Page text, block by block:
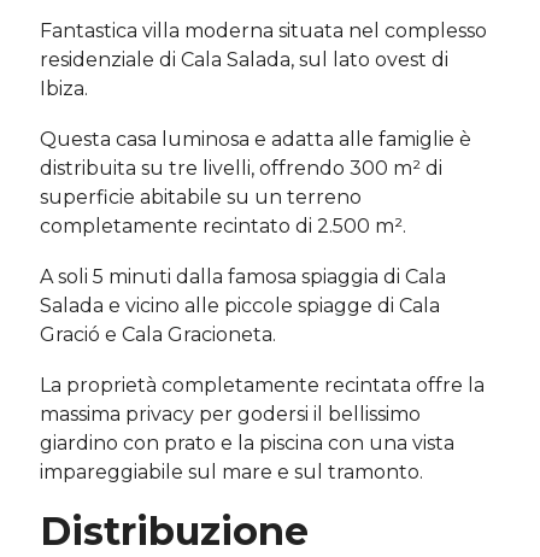
Fantastica villa moderna situata nel complesso
residenziale di Cala Salada, sul lato ovest di
Ibiza.
Questa casa luminosa e adatta alle famiglie è
distribuita su tre livelli, offrendo 300 m² di
superficie abitabile su un terreno
completamente recintato di 2.500 m².
A soli 5 minuti dalla famosa spiaggia di Cala
Salada e vicino alle piccole spiagge di Cala
Gració e Cala Gracioneta.
La proprietà completamente recintata offre la
massima privacy per godersi il bellissimo
giardino con prato e la piscina con una vista
impareggiabile sul mare e sul tramonto.
Distribuzione